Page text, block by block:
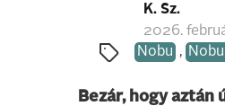
K. Sz.
2026.
Nobu ,
Bezár, hogy aztán